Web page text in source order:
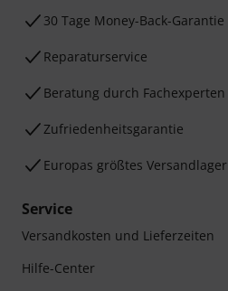
30 Tage Money-Back-Garantie
Reparaturservice
Beratung durch Fachexperten
Zufriedenheitsgarantie
Europas größtes Versandlager
Service
Versandkosten und Lieferzeiten
Hilfe-Center